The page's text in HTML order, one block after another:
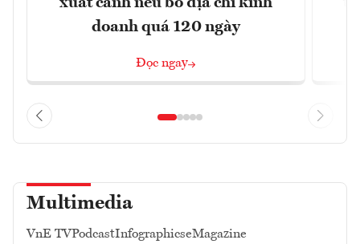
doanh quá 120 ngày
Đọc ngay
Multimedia
VnE TVPodcastInfographicseMagazine